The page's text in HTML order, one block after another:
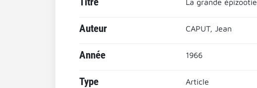
La grande
Auteur CAPUT, Jean
Année 1966
Type Article